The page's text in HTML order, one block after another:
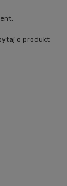
o produkt